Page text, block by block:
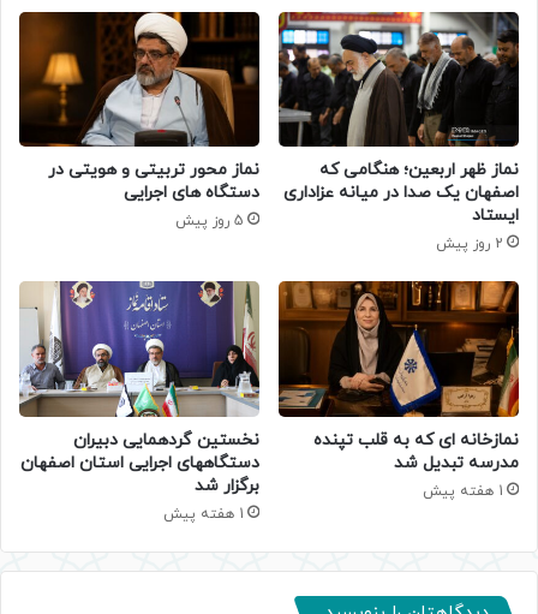
نماز ظهر اربعین؛ هنگامی که
اصفهان یک صدا در میانه عزاداری
ایستاد
2 روز پیش
نماز محور تربیتی و هویتی در
دستگاه های اجرایی
5 روز پیش
نمازخانه ای که به قلب تپنده
مدرسه تبدیل شد
1 هفته پیش
نخستین گردهمایی دبیران
دستگاههای اجرایی استان اصفهان
برگزار شد
1 هفته پیش